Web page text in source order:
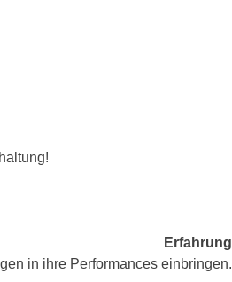
Erfahrung
in ihre Performances einbringen.